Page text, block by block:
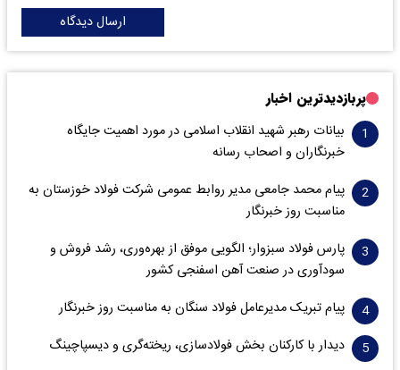
ارسال دیدگاه
پربازدیدترین اخبار
بیانات رهبر شهید انقلاب اسلامی در مورد اهمیت جایگاه
خبرنگاران و اصحاب رسانه
پیام محمد جامعی مدیر روابط عمومی شرکت فولاد خوزستان به
مناسبت روز خبرنگار
پارس فولاد سبزوار؛ الگویی موفق از بهره‌وری، رشد فروش و
سود‌آوری در صنعت آهن اسفنجی کشور
پیام تبریک مدیرعامل فولاد سنگان به مناسبت روز خبرنگار
دیدار با کارکنان بخش فولادسازی، ریخته‌گری و دیسپاچینگ